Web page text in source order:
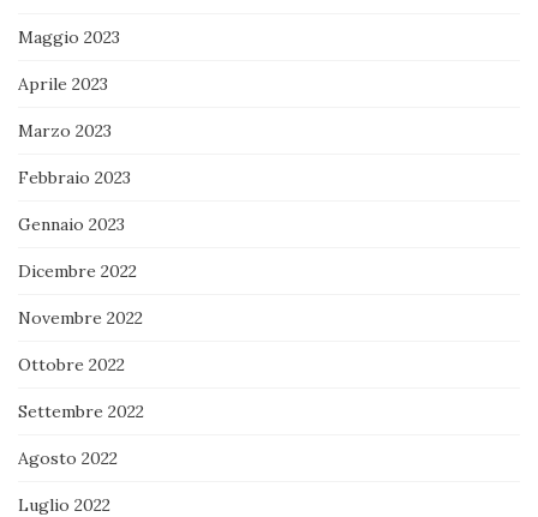
Maggio 2023
Aprile 2023
Marzo 2023
Febbraio 2023
Gennaio 2023
Dicembre 2022
Novembre 2022
Ottobre 2022
Settembre 2022
Agosto 2022
Luglio 2022